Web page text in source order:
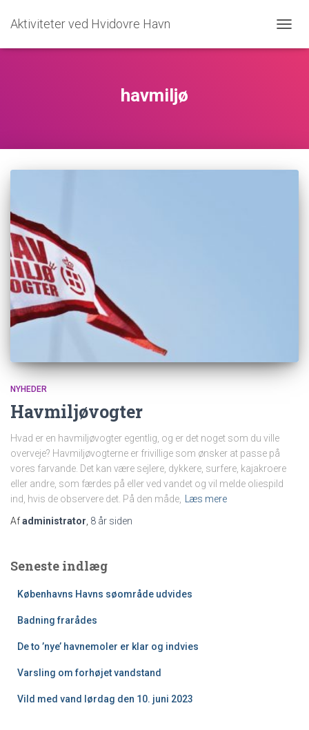
Aktiviteter ved Hvidovre Havn
havmiljø
NYHEDER
Havmiljøvogter
Hvad er en havmiljøvogter egentlig, og er det noget som du ville
overveje? Havmiljøvogterne er frivillige som ønsker at passe på
vores farvande. Det kan være sejlere, dykkere, surfere, kajakroere
eller andre, som færdes på eller ved vandet og vil melde oliespild
ind, hvis de observere det. På den måde,
Læs mere
Afadministrator 8 år siden
Seneste indlæg
Københavns Havns søområde udvides
Badning frarådes
De to ’nye’ havnemoler er klar og indvies
Varsling om forhøjet vandstand
Vild med vand lørdag den 10. juni 2023